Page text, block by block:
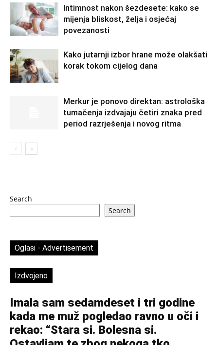
Intimnost nakon šezdesete: kako se
mijenja bliskost, želja i osjećaj
povezanosti
Kako jutarnji izbor hrane može olakšati
korak tokom cijelog dana
Merkur je ponovo direktan: astrološka
tumačenja izdvajaju četiri znaka pred
period razrješenja i novog ritma
Search
Search
Oglasi - Advertisement
Izdvojeno
Imala sam sedamdeset i tri godine
kada me muž pogledao ravno u oči i
rekao: “Stara si. Bolesna si.